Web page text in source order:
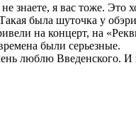
знаете, я вас тоже.
была шуточка у
на концерт, на
были серьезные.
люблю Введенского. И